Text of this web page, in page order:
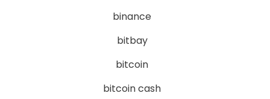
binance
bitbay
bitcoin
bitcoin cash